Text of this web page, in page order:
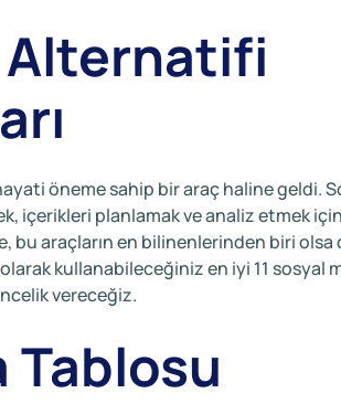
Alternatifi
öneme sahip bir araç haline geldi.
içerikleri planlamak ve analiz etmek için
bu araçların en bilinenlerinden biri olsa
kullanabileceğiniz en iyi 11 sosyal
vereceğiz.
Tablosu